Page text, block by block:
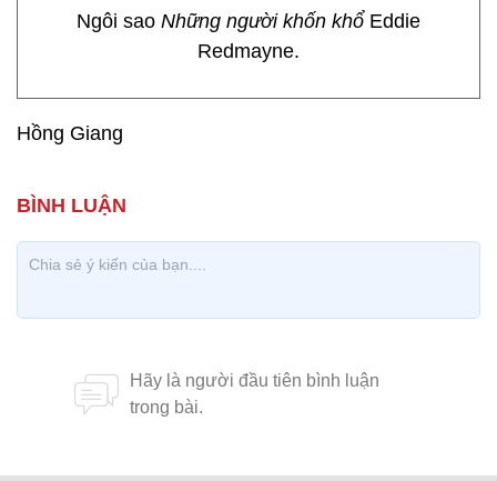
Ngôi sao Những người khốn khổ Eddie
Redmayne.
Hồng Giang